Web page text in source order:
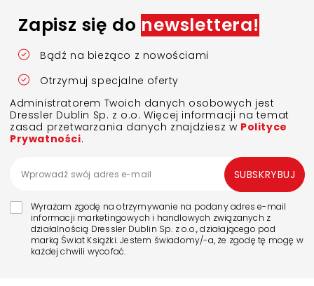
Zapisz się do newslettera!
Bądź na bieżąco z nowościami
Otrzymuj specjalne oferty
Administratorem Twoich danych osobowych jest
Dressler Dublin Sp. z o.o. Więcej informacji na temat
zasad przetwarzania danych znajdziesz w Polityce
Prywatności.
Wyrażam zgodę na otrzymywanie na podany adres e-mail
informacji marketingowych i handlowych związanych z
działalnością Dressler Dublin Sp. z o.o., działającego pod
marką Świat Książki. Jestem świadomy/-a, że zgodę tę mogę w
każdej chwili wycofać.
SUBSKRYBUJ